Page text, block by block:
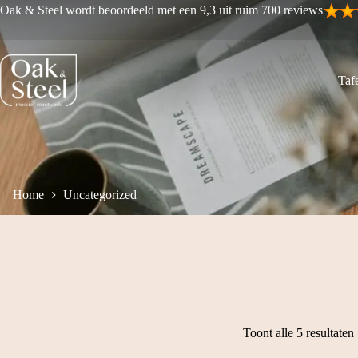
Ga
de
inhoud
Oak & Steel wordt beoordeeld met een 9,3 uit ruim 700 reviews
Home Uncategorized
Toont alle 5 resultaten